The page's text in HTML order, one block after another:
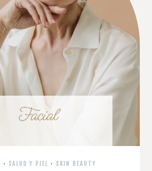
· SALUD Y PIEL · SKIN BEAUTY